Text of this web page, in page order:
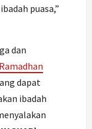
puasa,”
dan
Ramadhan
dapat
ibadah